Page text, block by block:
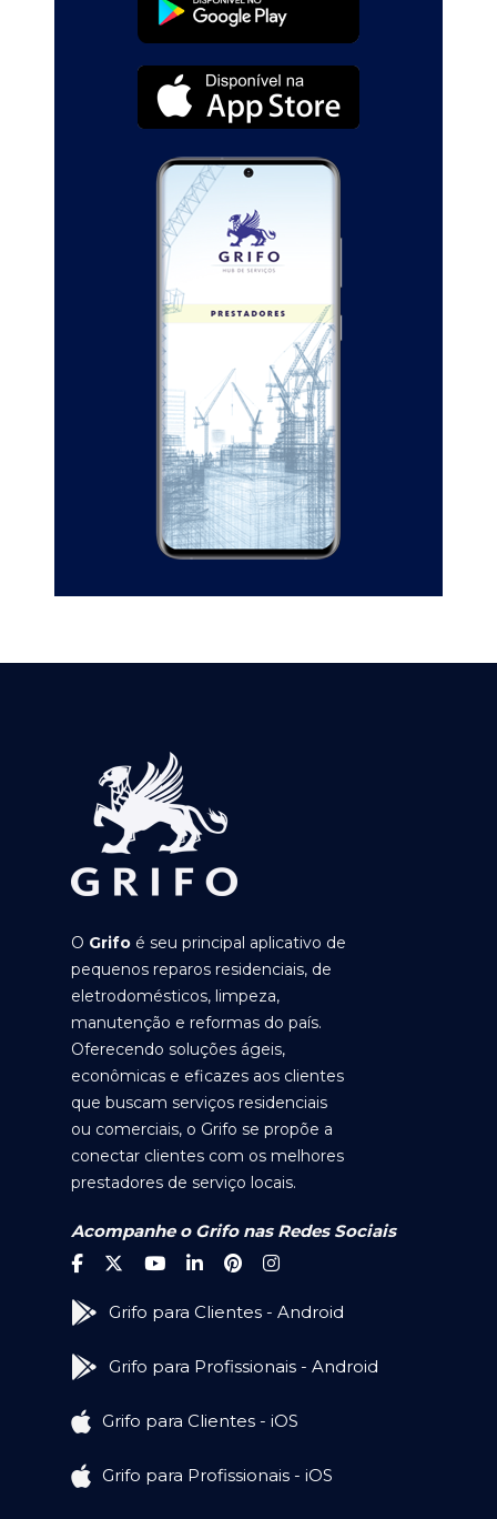
O Grifo é seu principal aplicativo de
pequenos reparos residenciais, de
eletrodomésticos, limpeza,
manutenção e reformas do país.
Oferecendo soluções ágeis,
econômicas e eficazes aos clientes
que buscam serviços residenciais
ou comerciais, o Grifo se propõe a
conectar clientes com os melhores
prestadores de serviço locais.
Acompanhe o Grifo nas Redes Sociais
Grifo para Clientes - Android
Grifo para Profissionais - Android
Grifo para Clientes - iOS
Grifo para Profissionais - iOS